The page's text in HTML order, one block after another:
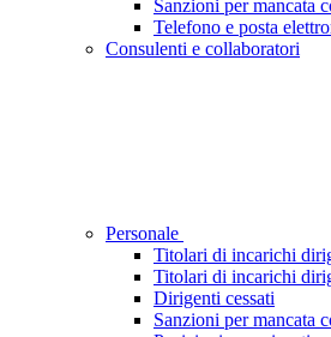
Sanzioni per mancata
Telefono e posta
Consulenti e collaboratori
Personale
Titolari di incarichi
Titolari di incarichi
Dirigenti cessati
Sanzioni per mancata